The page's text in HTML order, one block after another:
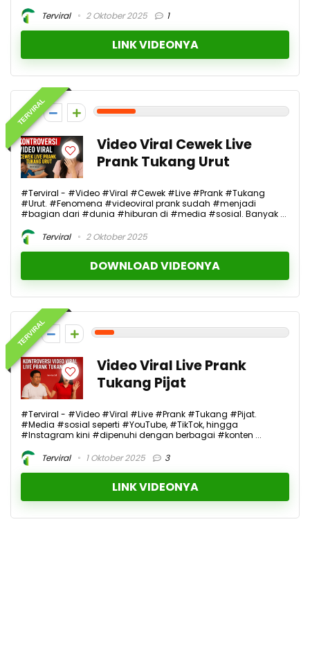
Terviral
2 Oktober 2025 1
LINK VIDEONYA
TERVIRAL
2
Video Viral Cewek Live
Prank Tukang Urut
#Terviral - #Video #Viral #Cewek #Live #Prank #Tukang
#Urut. #Fenomena #videoviral prank sudah #menjadi
#bagian dari #dunia #hiburan di #media #sosial. Banyak ...
Terviral
2 Oktober 2025
DOWNLOAD VIDEONYA
TERVIRAL
1
Video Viral Live Prank
Tukang Pijat
#Terviral - #Video #Viral #Live #Prank #Tukang #Pijat.
#Media #sosial seperti #YouTube, #TikTok, hingga
#Instagram kini #dipenuhi dengan berbagai #konten ...
Terviral
1 Oktober 2025 3
LINK VIDEONYA